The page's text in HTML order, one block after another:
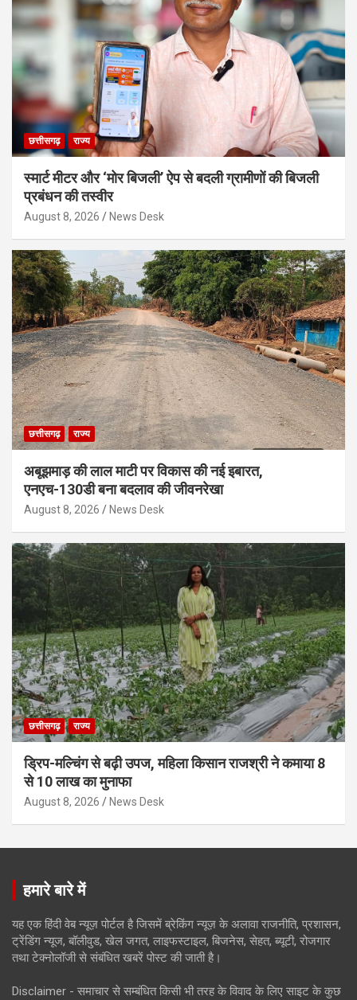
छत्तीसगढ़ राज्य
स्मार्ट मीटर और ‘मोर बिजली’ ऐप से बदली ग्रामीणों की बिजली
प्रबंधन की तस्वीर
August 8, 2026 News Desk
छत्तीसगढ़ राज्य
अबूझमाड़ की लाल माटी पर विकास की नई इबारत,
एनएच-130डी बना बदलाव की जीवनरेखा
August 8, 2026 News Desk
छत्तीसगढ़ राज्य
ड्रिप-मल्चिंग से बढ़ी उपज, महिला किसान राजश्री ने कमाया 8
से 10 लाख का मुनाफा
August 8, 2026 News Desk
हमारे बारे में
यह एक हिंदी वेब न्यूज़ पोर्टल है जिसमें ब्रेकिंग न्यूज़ के अलावा राजनीति, प्रशासन,
ट्रेंडिंग न्यूज, बॉलीवुड, खेल जगत, लाइफस्टाइल, बिजनेस, सेहत, ब्यूटी, रोजगार
तथा टेक्नोलॉजी से संबंधित खबरें पोस्ट की जाती है।
Disclaimer - समाचार से सम्बंधित किसी भी तरह के विवाद के लिए साइट के कुछ